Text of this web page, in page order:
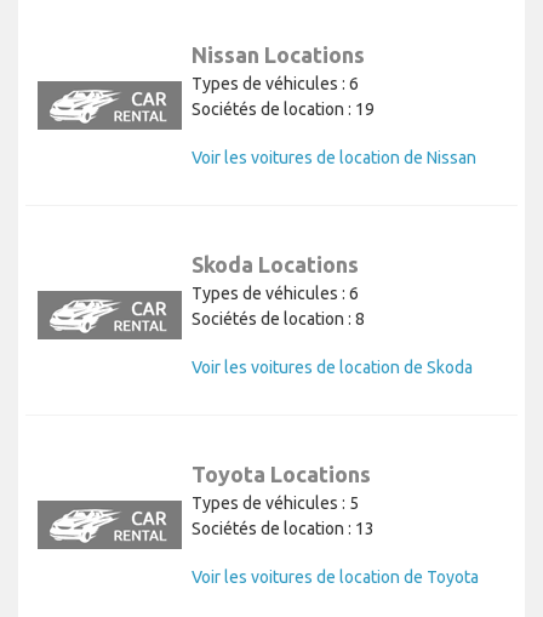
Nissan Locations
Types de véhicules : 6
Sociétés de location : 19
Voir les voitures de location de Nissan
Skoda Locations
Types de véhicules : 6
Sociétés de location : 8
Voir les voitures de location de Skoda
Toyota Locations
Types de véhicules : 5
Sociétés de location : 13
Voir les voitures de location de Toyota